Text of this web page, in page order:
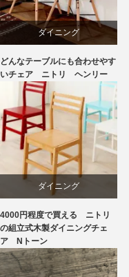
飛騨高山
ダイニング
ニトリ
椅子
どんなテーブルにも合わせやす
いチェア ニトリ ヘンリー
ダイニング
ニトリ
ラバー
4000円程度で買える ニトリ
の組立式木製ダイニングチェ
ア Nトーン